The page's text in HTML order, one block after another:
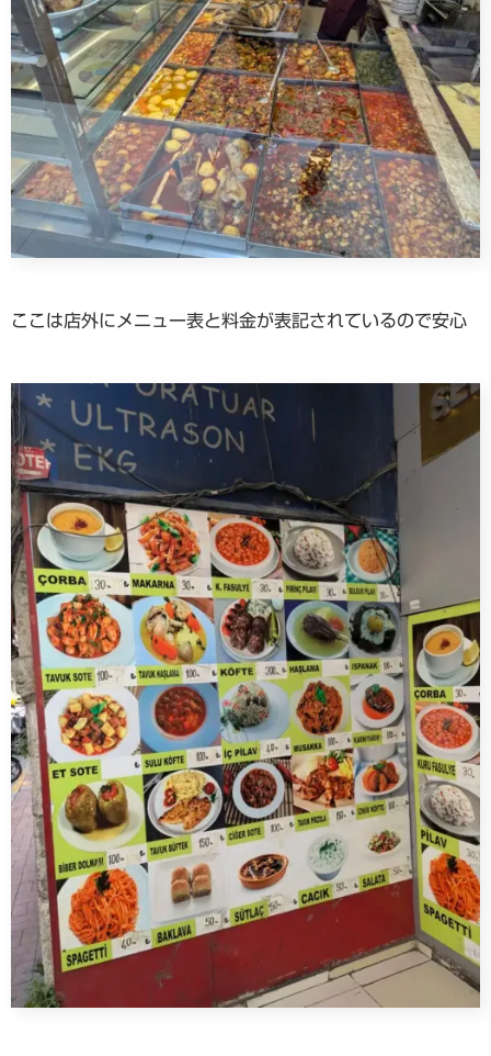
ここは店外にメニュー表と料金が表記されているので安心